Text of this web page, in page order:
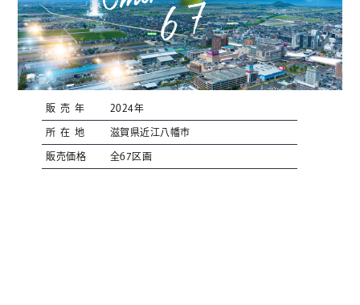
販売年 2024年
所在地 滋賀県近江八幡市
販売価格 全67区画